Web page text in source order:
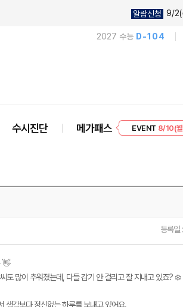
알람신청 9/2(
2027 수능 D-104
수시진단 메가패스
EVENT 8/10(
등록일 :
👋
도 많이 추워졌는데, 다들 감기 안 걸리고 잘 지내고 있죠? ❄️
생각보다 정신없는 하루를 보내고 있어요.